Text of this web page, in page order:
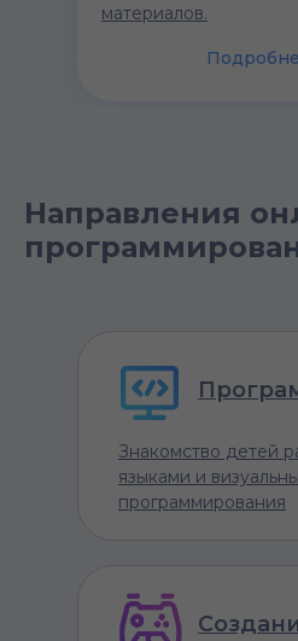
материалов.
Направления
Знакомство детей
языками и
программирования